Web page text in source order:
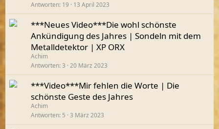
Antworten 19 13 April 2023
***Neues Video***Die wohl schönste
Ankündigung des Jahres | Sondeln mit dem
Metalldetektor | XP ORX
Achim
Antworten 3 20 März 2023
***Video***Mir fehlen die Worte | Die
schönste Geste des Jahres
Achim
Antworten 5 3 März 2023